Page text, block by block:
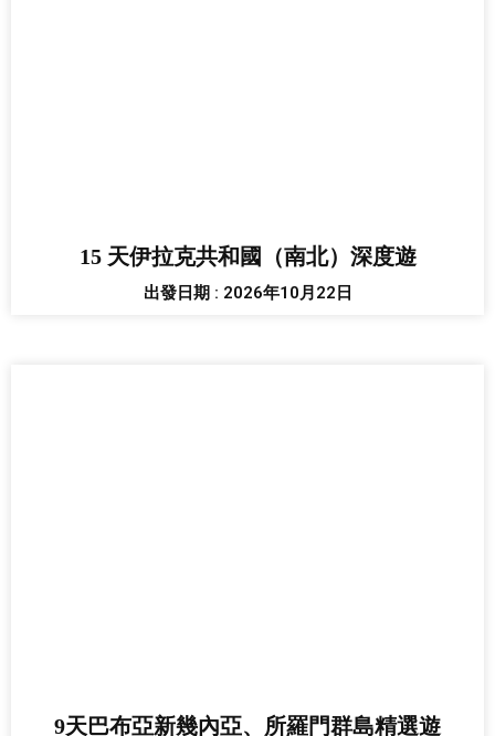
15 天伊拉克共和國（南北）深度遊
出發日期 : 2026年10月22日
9天巴布亞新幾內亞、所羅門群島精選遊